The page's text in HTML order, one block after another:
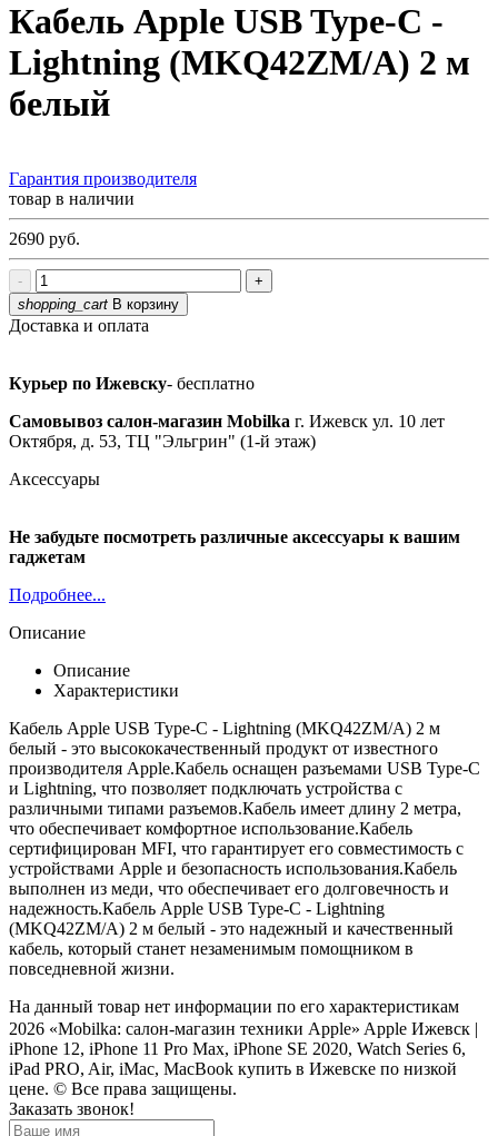
Кабель Apple USB Type-C -
Lightning (MKQ42ZM/A) 2 м
белый
Гарантия производителя
товар в наличии
2690 руб.
-
+
shopping_cart В корзину
Доставка и оплата
Курьер по Ижевску- бесплатно
Самовывоз салон-магазин Mobilka г. Ижевск ул. 10 лет
Октября, д. 53, ТЦ "Эльгрин" (1-й этаж)
Аксессуары
Не забудьте посмотреть различные аксессуары к вашим
гаджетам
Подробнее...
Описание
Описание
Характеристики
Кабель Apple USB Type-C - Lightning (MKQ42ZM/A) 2 м
белый - это высококачественный продукт от известного
производителя Apple.Кабель оснащен разъемами USB Type-C
и Lightning, что позволяет подключать устройства с
различными типами разъемов.Кабель имеет длину 2 метра,
что обеспечивает комфортное использование.Кабель
сертифицирован MFI, что гарантирует его совместимость с
устройствами Apple и безопасность использования.Кабель
выполнен из меди, что обеспечивает его долговечность и
надежность.Кабель Apple USB Type-C - Lightning
(MKQ42ZM/A) 2 м белый - это надежный и качественный
кабель, который станет незаменимым помощником в
повседневной жизни.
На данный товар нет информации по его характеристикам
2026 «Mobilka: салон-магазин техники Apple» Apple Ижевск |
iPhone 12, iPhone 11 Pro Max, iPhone SE 2020, Watch Series 6,
iPad PRO, Air, iMac, MacBook купить в Ижевске по низкой
цене. © Все права защищены.
Заказать звонок!